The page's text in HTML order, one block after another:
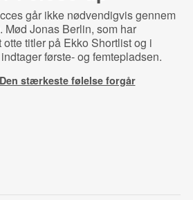
går ikke nødvendigvis gennem
Mød Jonas Berlin, som har
otte titler på Ekko Shortlist og i
første- og femtepladsen.
Den stærkeste følelse forgår